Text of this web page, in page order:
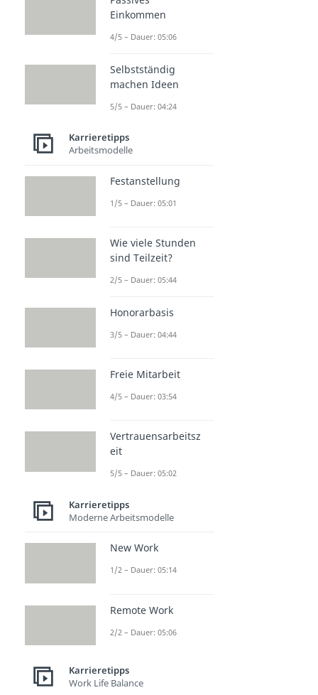
Einkommen
4/5 – Dauer: 05:06
Selbstständig
machen Ideen
5/5 – Dauer: 04:24
Karrieretipps
Arbeitsmodelle
Festanstellung
1/5 – Dauer: 05:01
Wie viele Stunden
sind Teilzeit?
2/5 – Dauer: 05:44
Honorarbasis
3/5 – Dauer: 04:44
Freie Mitarbeit
4/5 – Dauer: 03:54
Vertrauensarbeitsz
eit
5/5 – Dauer: 05:02
Karrieretipps
Moderne Arbeitsmodelle
New Work
1/2 – Dauer: 05:14
Remote Work
2/2 – Dauer: 05:06
Karrieretipps
Work Life Balance